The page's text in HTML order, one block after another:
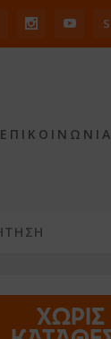
ΕΠΙΚΟΙΝΩΝΙΑ